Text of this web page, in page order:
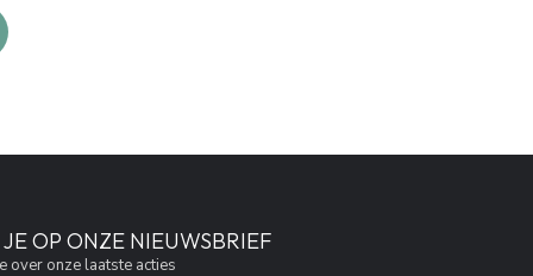
OP ONZE NIEUWSBRIEF
over onze laatste acties